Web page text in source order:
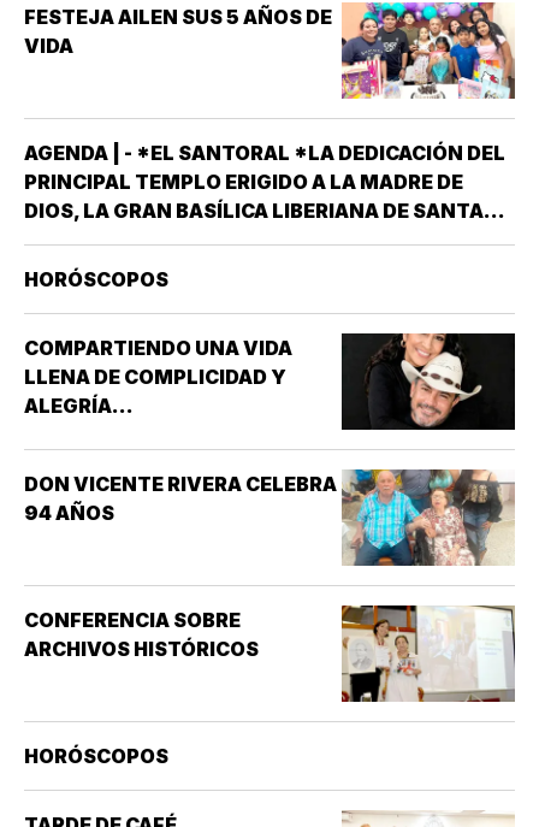
FESTEJA AILEN SUS 5 AÑOS DE
VIDA
AGENDA | - *EL SANTORAL *LA DEDICACIÓN DEL
PRINCIPAL TEMPLO ERIGIDO A LA MADRE DE
DIOS, LA GRAN BASÍLICA LIBERIANA DE SANTA
MARÍA LA MAYOR EN ROMA. NUESTRA SEÑORA
DE LAS NIEVES *SANTOS EMIGDIO OBISPO Y
HORÓSCOPOS
COMPARTIENDO UNA VIDA
LLENA DE COMPLICIDAD Y
ALEGRÍA...
DON VICENTE RIVERA CELEBRA
94 AÑOS
CONFERENCIA SOBRE
ARCHIVOS HISTÓRICOS
HORÓSCOPOS